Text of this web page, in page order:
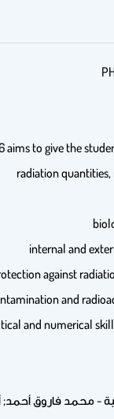
aims to give the
and numerical
- محمد فاروق